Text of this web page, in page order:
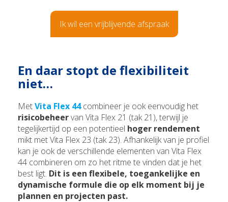
Ik wil een vrijblijvende afspraak
En daar stopt de flexibiliteit
niet…
MetVita Flex 44combineer je ook eenvoudig het
risicobeheervan Vita Flex 21 (tak 21), terwijl je
tegelijkertijd op een potentieel hoger rendement
mikt met Vita Flex 23 (tak 23). Afhankelijk van je profiel
kan je ook de verschillende elementen van Vita Flex
44 combineren om zo het ritme te vinden dat je het
best ligt. Dit is een flexibele, toegankelijke en
dynamische formule die op elk moment bij je
plannen en projecten past.